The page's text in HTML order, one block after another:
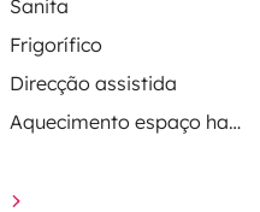
Sanita
Frigorífico
Direcção assistida
Aquecimento espaço habitacional